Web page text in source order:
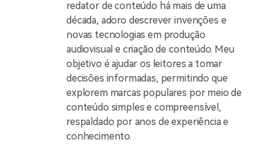
redator de conteúdo há mais de uma
década, adoro descrever invenções e
novas tecnologias em produção
audiovisual e criação de conteúdo. Meu
objetivo é ajudar os leitores a tomar
decisões informadas, permitindo que
explorem marcas populares por meio de
conteúdo simples e compreensível,
respaldado por anos de experiência e
conhecimento.